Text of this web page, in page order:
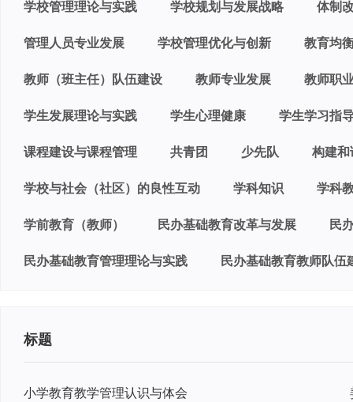
学校管理理论与实践 学校规划与发展战略 体制
管理人员专业发展 学校管理优化与创新 教育均
教师（班主任）队伍建设 教师专业发展 教师职
学生发展理论与实践 学生心理健康 学生学习指
课程建设与课程管理 共青团 少先队 构建
学校与社会（社区）的良性互动 学科知识 学科
学前教育（教师） 民办基础教育改革与发展 民
民办基础教育管理理论与实践 民办基础教育教师队伍
标题
小学教育教学管理认识与体会